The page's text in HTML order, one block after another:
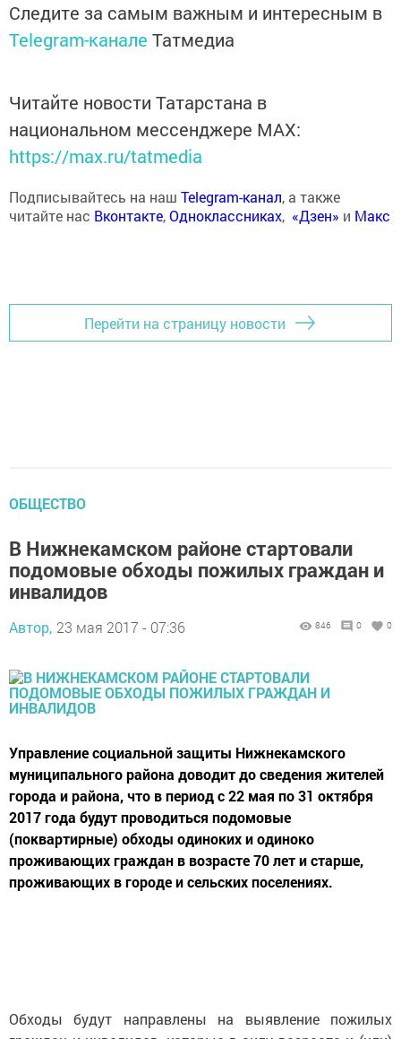
Следите за самым важным и интересным в
Telegram-канале Татмедиа
Читайте новости Татарстана в
национальном мессенджере MАХ:
https://max.ru/tatmedia
Подписывайтесь на наш Telegram-канал, а также
читайте нас Вконтакте,Одноклассниках, «Дзен» и Макс
Перейти на страницу новости
ОБЩЕСТВО
В Нижнекамском районе стартовали
подомовые обходы пожилых граждан и
инвалидов
Автор, 23 мая 2017 - 07:36 846 0 0
Управление социальной защиты Нижнекамского
муниципального района доводит до сведения жителей
города и района, что в период с 22 мая по 31 октября
2017 года будут проводиться подомовые
(поквартирные) обходы одиноких и одиноко
проживающих граждан в возрасте 70 лет и старше,
проживающих в городе и сельских поселениях.
Обходы будут направлены на выявление пожилых